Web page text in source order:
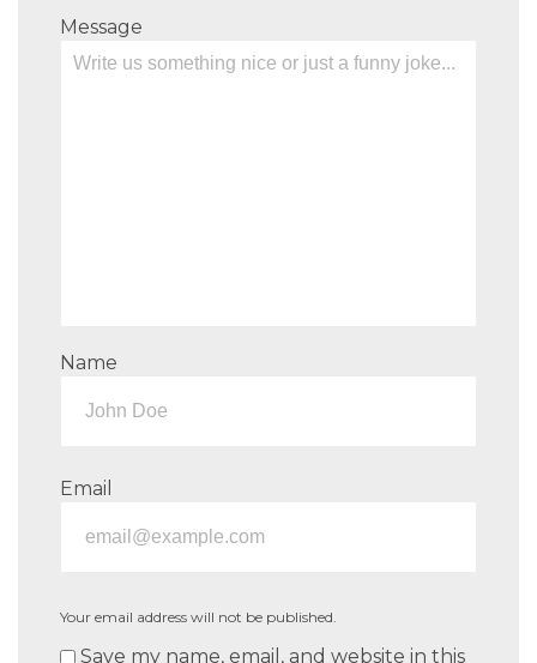
Message
Name
Email
Your email address will not be published.
Save my name, email, and website in this